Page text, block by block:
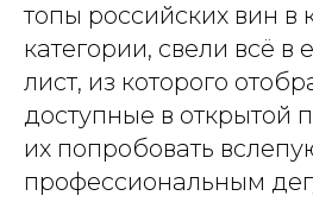
топы российских вин в
категории, свели всё в
лист, из которого
доступные в открытой
их попробовать
профессиональным